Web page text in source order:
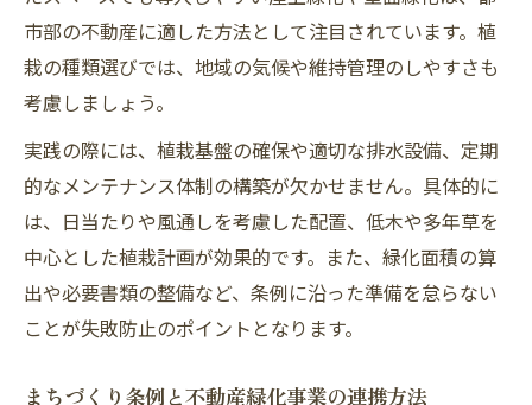
市部の不動産に適した方法として注目されています。植
栽の種類選びでは、地域の気候や維持管理のしやすさも
考慮しましょう。
実践の際には、植栽基盤の確保や適切な排水設備、定期
的なメンテナンス体制の構築が欠かせません。具体的に
は、日当たりや風通しを考慮した配置、低木や多年草を
中心とした植栽計画が効果的です。また、緑化面積の算
出や必要書類の整備など、条例に沿った準備を怠らない
ことが失敗防止のポイントとなります。
まちづくり条例と不動産緑化事業の連携方法